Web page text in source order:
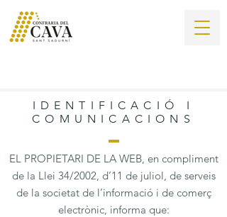
IDENTIFICACIÓ I
COMUNICACIONS
EL PROPIETARI DE LA WEB, en compliment
de la Llei 34/2002, d’11 de juliol, de serveis
de la societat de l’informació i de comerç
electrònic, informa que: